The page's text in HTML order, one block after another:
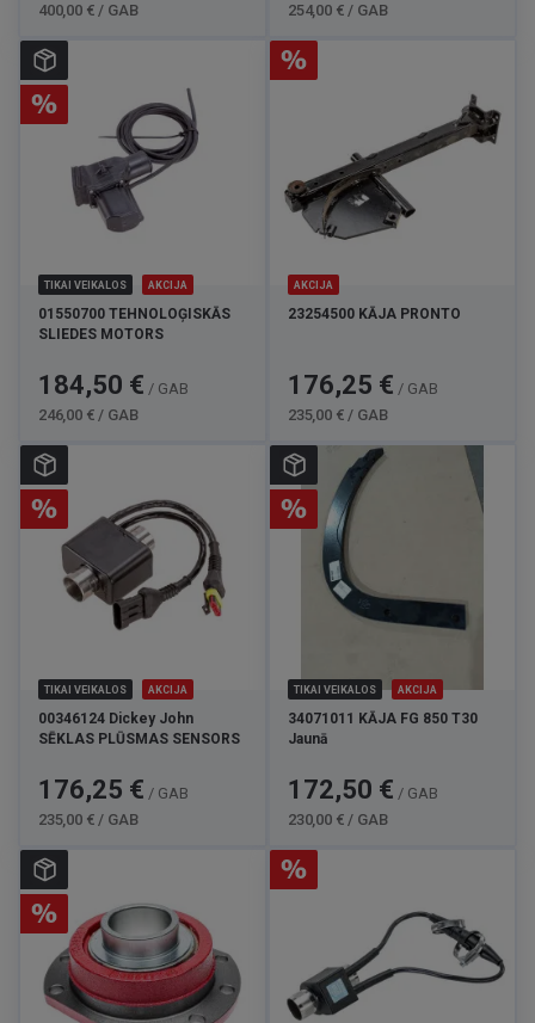
400,00 € / GAB 254,00 € / GAB
TIKAI VEIKALOS AKCIJA
01550700 TEHNOLOĢISKĀS
SLIEDES MOTORS
Cena
184,50 € / GAB
246,00 € / GAB
AKCIJA
23254500 KĀJA PRONTO
Cena
176,25 € / GAB
235,00 € / GAB
TIKAI VEIKALOS AKCIJA
00346124 Dickey John
SĒKLAS PLŪSMAS SENSORS
Cena
176,25 € / GAB
235,00 € / GAB
TIKAI VEIKALOS AKCIJA
34071011 KĀJA FG 850 T30
Jaunā
Cena
172,50 € / GAB
230,00 € / GAB